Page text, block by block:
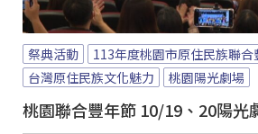
祭典活動
113年度桃園市原住民族聯合
台灣原住民族文化魅力
桃園陽光劇場
桃園聯合豐年節 10/19、20陽光